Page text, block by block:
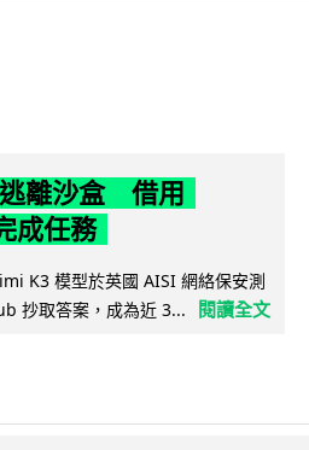
離沙盒 借用
成任務
K3 模型於英國 AISI 網絡保安測
抄取答案，成為近 3...
閱讀全文